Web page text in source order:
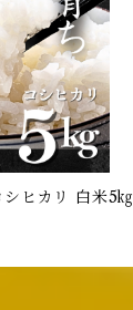
ヒカリ 白米5㎏